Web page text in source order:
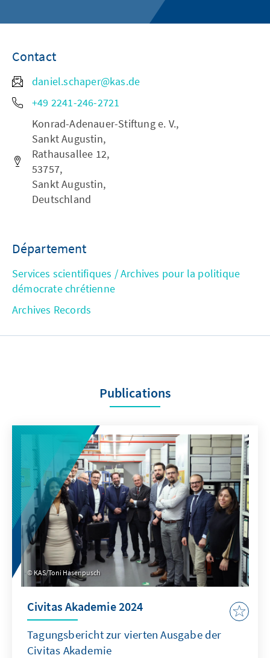
Contact
daniel.schaper@kas.de
+49 2241-246-2721
Konrad-Adenauer-Stiftung e. V.,
Sankt Augustin,
Rathausallee 12,
53757,
Sankt Augustin,
Deutschland
Département
Services scientifiques / Archives pour la politique
démocrate chrétienne
Archives Records
Publications
KAS/Toni Hasenpusch
Civitas Akademie 2024
Tagungsbericht zur vierten Ausgabe der
Civitas Akademie